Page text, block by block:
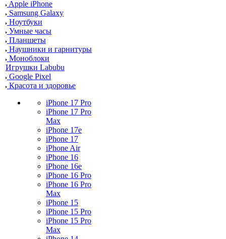
Apple iPhone
Samsung Galaxy
Ноутбуки
Умные часы
Планшеты
Наушники и гарнитуры
Моноблоки
Игрушки Labubu
Google Pixel
Красота и здоровье
iPhone 17 Pro
iPhone 17 Pro
Max
iPhone 17e
iPhone 17
iPhone Air
iPhone 16
iPhone 16e
iPhone 16 Pro
iPhone 16 Pro
Max
iPhone 15
iPhone 15 Pro
iPhone 15 Pro
Max